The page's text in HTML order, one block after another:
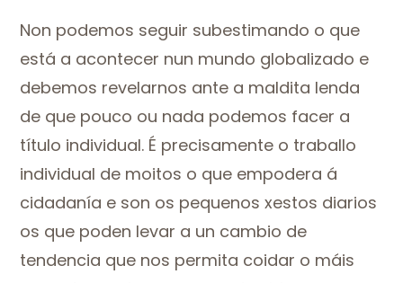
Non podemos seguir subestimando o que
está a acontecer nun mundo globalizado e
debemos revelarnos ante a maldita lenda
de que pouco ou nada podemos facer a
título individual. É precisamente o traballo
individual de moitos o que empodera á
cidadanía e son os pequenos xestos diarios
os que poden levar a un cambio de
tendencia que nos permita coidar o máis